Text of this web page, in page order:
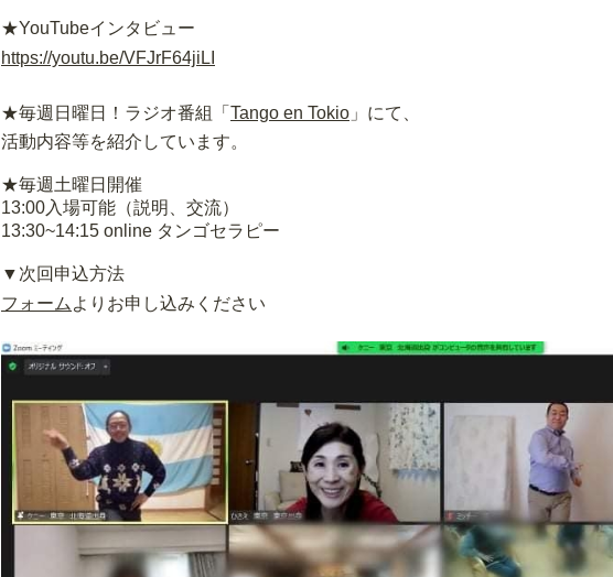
★YouTubeインタビュー
https://youtu.be/VFJrF64jiLI
★毎週日曜日！ラジオ番組「 Tango en Tokio 」にて、
活動内容等を紹介しています。
★毎週土曜日開催
13:00入場可能（説明、交流）
13:30~14:15 online タンゴセラピー
▼次回申込方法
フォーム よりお申し込みください